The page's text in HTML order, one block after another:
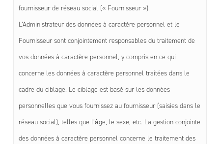
fournisseur de réseau social (« Fournisseur »).
L’Administrateur des données à caractère personnel et le
Fournisseur sont conjointement responsables du traitement de
vos données à caractère personnel, y compris en ce qui
concerne les données à caractère personnel traitées dans le
cadre du ciblage. Le ciblage est basé sur les données
personnelles que vous fournissez au fournisseur (saisies dans le
réseau social), telles que l’âge, le sexe, etc. La gestion conjointe
des données à caractère personnel concerne le traitement des